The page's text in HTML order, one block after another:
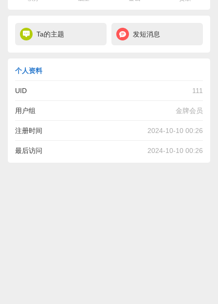
Ta的主题 发短消息
个人资料
UID 111
用户组 金牌会员
注册时间 2024-10-10 00:26
最后访问 2024-10-10 00:26